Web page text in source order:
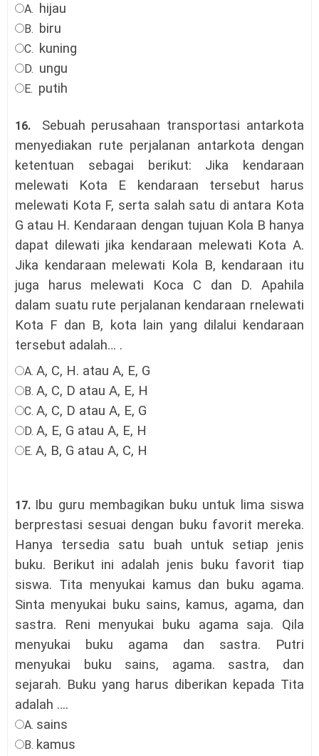
A. hijau
B. biru
C. kuning
D. ungu
E. putih
16.
Sebuah perusahaan transportasi antarkota
menyediakan rute perjalanan antarkota dengan
ketentuan sebagai berikut: Jika kendaraan
melewati Kota E kendaraan tersebut harus
melewati Kota F, serta salah satu di antara Kota
G atau H. Kendaraan dengan tujuan Kola B hanya
dapat dilewati jika kendaraan melewati Kota A.
Jika kendaraan melewati Kola B, kendaraan itu
juga harus melewati Koca C dan D. Apahila
dalam suatu rute perjalanan kendaraan rnelewati
Kota F dan B, kota lain yang dilalui kendaraan
tersebut adalah… .
A. A, C, H. atau A, E, G
B. A, C, D atau A, E, H
C. A, C, D atau A, E, G
D. A, E, G atau A, E, H
E. A, B, G atau A, C, H
17. Ibu guru membagikan buku untuk lima siswa
berprestasi sesuai dengan buku favorit mereka.
Hanya tersedia satu buah untuk setiap jenis
buku. Berikut ini adalah jenis buku favorit tiap
siswa. Tita menyukai kamus dan buku agama.
Sinta menyukai buku sains, kamus, agama, dan
sastra. Reni menyukai buku agama saja. Qila
menyukai buku agama dan sastra. Putri
menyukai buku sains, agama. sastra, dan
sejarah. Buku yang harus diberikan kepada Tita
adalah ….
A. sains
B. kamus